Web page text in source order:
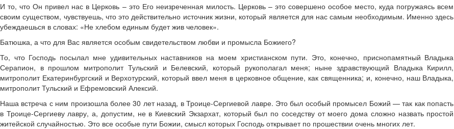
И то, что Он привел нас в Церковь – это Его неизреченная милость. Церковь – это совершено особое место, куда погружаясь всем
своим существом, чувствуешь, что это действительно источник жизни, который является для нас самым необходимым. Именно здесь
убеждаешься в словах: «Не хлебом единым будет жив человек».
Батюшка, а что для Вас является особым свидетельством любви и промысла Божиего?
То, что Господь посылал мне удивительных наставников на моем христианском пути. Это, конечно, приснопамятный Владыка
Серапион, в прошлом митрополит Тульский и Белевский, который рукополагал меня; ныне здравствующий Владыка Кирилл,
митрополит Екатеринбургский и Верхотурский, который ввел меня в церковное общение, как священника; и, конечно, наш Владыка,
митрополит Тульский и Ефремовский Алексий.
Наша встреча с ним произошла более 30 лет назад, в Троице-Сергиевой лавре. Это был особый промысел Божий — так как попасть
в Троице-Сергиеву лавру, а, допустим, не в Киевский Экзархат, который был по соседству от моего дома сложно назвать простой
житейской случайностью. Это все особые пути Божии, смысл которых Господь открывает по прошествии очень многих лет.